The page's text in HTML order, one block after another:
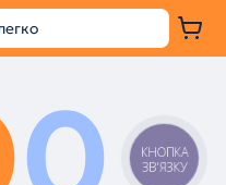
КНОПКА
ЗВ'ЯЗКУ